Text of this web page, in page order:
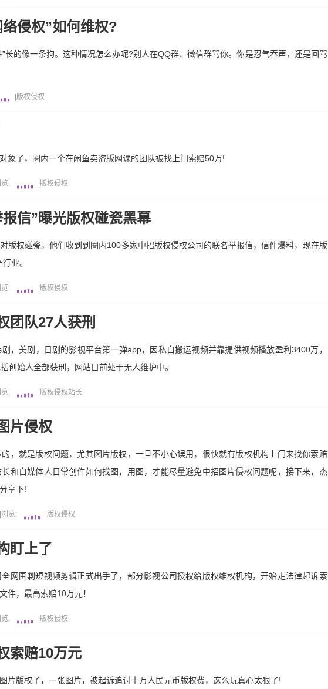
侵权”如何维权?
长的像一条狗。这种情况怎么办呢?别人在QQ群、微信群骂你。你是忍气吞声，还是回骂
版权侵权
象了，圈内一个在闲鱼卖盗版网课的团队被找上门索赔50万!
览: 版权侵权
信”曝光版权碰瓷黑幕
版权碰瓷，他们收到到圈内100多家中招版权侵权公司的联名举报信，信件爆料，现在版
业。
览: 版权侵权
团队27人获刑
，美剧，日剧的影视平台第一弹app，因私自搬运视频并靠提供视频播放盈利3400万，
创始人全部获刑，网站目前处于无人维护中。
览: 版权侵权站长
片侵权
，就是版权问题，尤其图片版权，一旦不小心误用，很快就有版权机构上门来找你索赔
和自媒体人日常创作如何找图，用图，才能尽量避免中招图片侵权问题呢，接下来，杰
享下!
浏览: 版权侵权
盯上了
网围剿短视频剪辑正式出手了，部分影视公司授权给版权维权机构，开始走法律起诉索
件，最高索赔10万元！
览: 版权侵权
索赔10万元
片版权了，一张图片，被起诉追讨十万人民元币版权费，这么玩真心太狠了!